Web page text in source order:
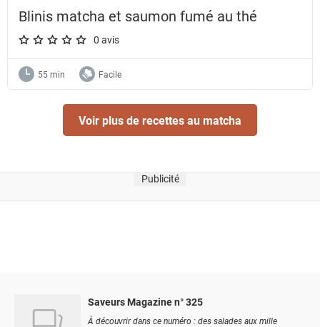
Blinis matcha et saumon fumé au thé
A star rating of 0 out of 5.
0 avis
55 min Facile
Voir plus de recettes au matcha
Publicité
Saveurs Magazine n° 325
À découvrir dans ce numéro : des salades aux mille